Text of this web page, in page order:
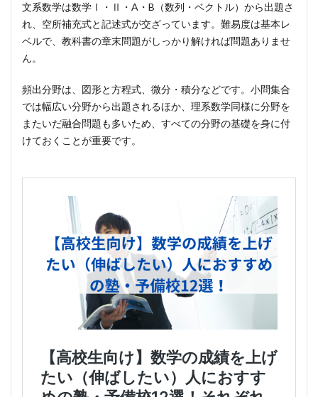
文系数学は数学Ⅰ・Ⅱ・A・B（数列・ベクトル）から出題さ
れ、空所補充式と記述式が交ざっています。難易度は基本レ
ベルで、教科書の章末問題がしっかり解ければ問題ありませ
ん。
頻出分野は、図形と方程式、微分・積分などです。小問集合
では幅広い分野から出題されるほか、理系数学同様に分野を
またいだ融合問題も多いため、すべての分野の基礎を身に付
けておくことが重要です。